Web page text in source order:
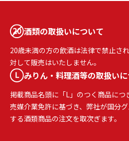
酒類の取扱いについて
20歳未満の方の飲酒は法律で禁止さ
対して販売はいたしません。
みりん・料理酒等の取扱い
掲載商品名頭に「L」のつく商品に
売媒介業免許に基づき、弊社が国分
する酒類商品の注文を取次ぎます。